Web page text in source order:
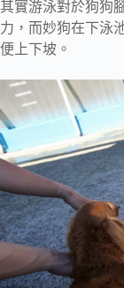
其實游泳對於狗狗
力，而妙狗在下泳
便上下坡。